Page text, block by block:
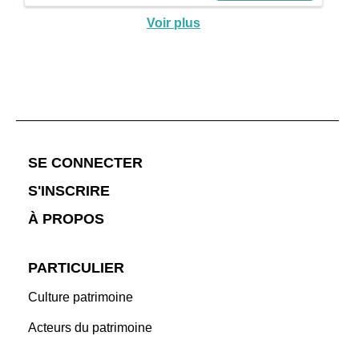
Voir plus
SE CONNECTER
S'INSCRIRE
À PROPOS
PARTICULIER
Culture patrimoine
Acteurs du patrimoine